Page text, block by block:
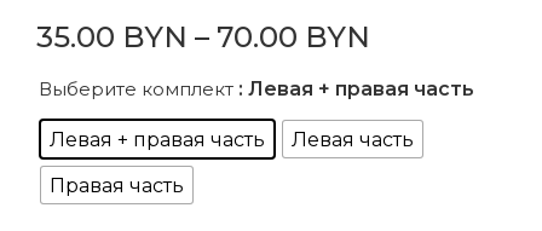
35.00 BYN – 70.00 BYN
Выберите комплект : Левая + правая часть
Левая + правая часть
Левая часть
Правая часть